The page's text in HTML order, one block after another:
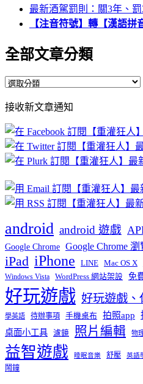
最新酒駕罰則：關3年、
【注音符號】轉【漢語拼
全部文章分類
全
文
章
分
類
接收新文章通知
android android 遊戲
Google Chrome Google Chrome
iPad iPhone LINE Mac OS X
Windows Vista WordPress 網站架設 免
好玩遊戲 好玩遊戲、
學英語 待辦事項 手機桌布 拍照app
桌面小工具 濾鏡 照片編輯 物
益智遊戲 睡眠音樂 舒壓 英語
鬧鐘